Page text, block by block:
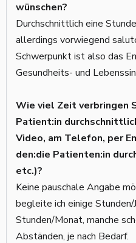
wünschen?
Durchschnittlich eine
allerdings vorwiegend
Schwerpunkt ist also das
Gesundheits- und
Wie viel Zeit verbringen
Patient:in
Video, am Telefon, per
den:die Patienten:in
etc.)?
Keine pauschale Angabe
begleite ich einige Stunden/
Stunden/Monat, manche
Abständen, je nach Bedarf.